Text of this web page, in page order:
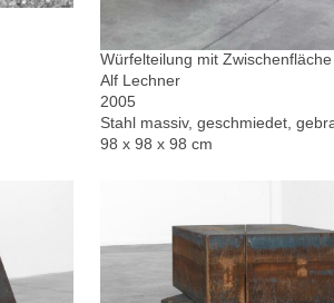
Würfelteilung mit Zwischenfläche
Alf Lechner
2005
Stahl massiv, geschmiedet,
98 x 98 x 98 cm